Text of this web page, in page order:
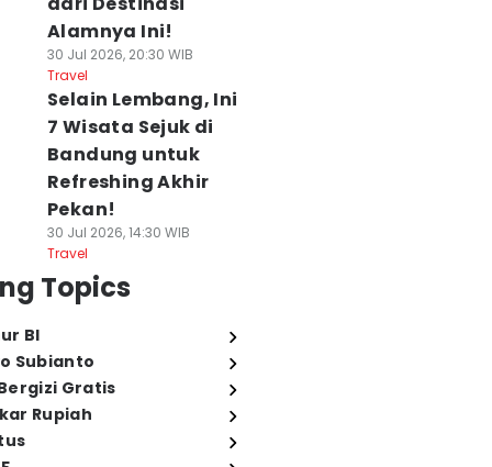
Alamnya Ini!
30 Jul 2026, 20:30 WIB
Travel
Selain Lembang, Ini
7 Wisata Sejuk di
Bandung untuk
Refreshing Akhir
Pekan!
30 Jul 2026, 14:30 WIB
Travel
Topics
BI
Subianto
Gratis
Rupiah